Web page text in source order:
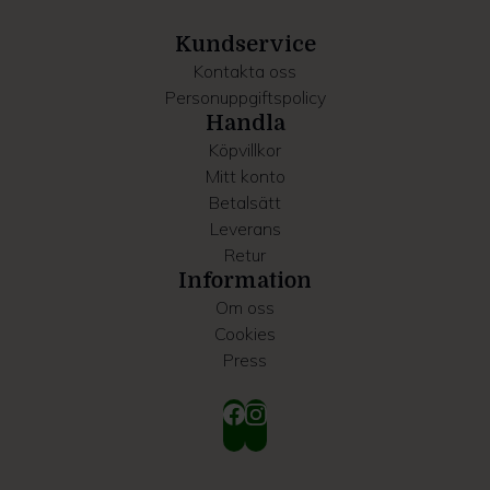
Kundservice
Kontakta oss
Personuppgiftspolicy
Handla
Köpvillkor
Mitt konto
Betalsätt
Leverans
Retur
Information
Om oss
Cookies
Press